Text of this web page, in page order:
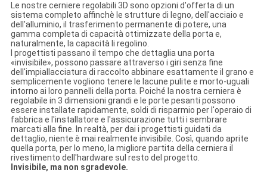
Le nostre cerniere regolabili 3D sono opzioni d'offerta di un
sistema completo affinchè le strutture di legno, dell'acciaio e
dell'alluminio, il trasferimento permanente di potere, una
gamma completa di capacità ottimizzate della porta e,
naturalmente, la capacità li regolino.
I progettisti passano il tempo che dettaglia una porta
«invisibile», possono passare attraverso i giri senza fine
dell'impiallacciatura di raccolto abbinare esattamente il grano e
semplicemente vogliono tenere le lacune pulite e morto-uguali
intorno ai loro pannelli della porta. Poiché la nostra cerniera è
regolabile in 3 dimensioni grandi e le porte pesanti possono
essere installate rapidamente, soldi di risparmio per l'operaio di
fabbrica e l'installatore e l'assicurazione tutti i sembrare
marcati alla fine. In realtà, per dai i progettisti guidati da
dettaglio, niente è mai realmente invisibile. Così, quando aprite
quella porta, per lo meno, la migliore partita della cerniera il
rivestimento dell'hardware sul resto del progetto.
Invisibile, ma non sgradevole.